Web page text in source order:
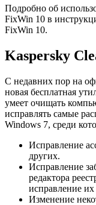
Подробно об
FixWin 10 в
FixWin 10.
Kaspersky
С недавних пор на
новая бесплатная
умеет очищать
исправлять самые
Windows 7, среди
Исправление
других.
Исправление
редактора
исправление
Изменение